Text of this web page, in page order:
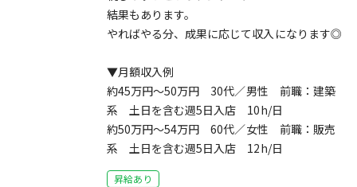
結果もあります。
やればやる分、成果に応じて収入になります◎
▼月額収入例
約45万円～50万円 30代／男性 前職：建築
系 土日を含む週5日入店 10h/日
約50万円～54万円 60代／女性 前職：販売
系 土日を含む週5日入店 12h/日
昇給あり